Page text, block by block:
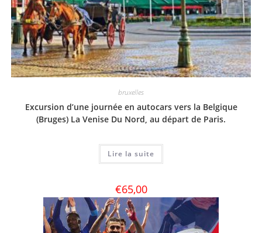
bruxelles
Excursion d’une journée en autocars vers la Belgique
(Bruges) La Venise Du Nord, au départ de Paris.
Lire la suite
€65,00